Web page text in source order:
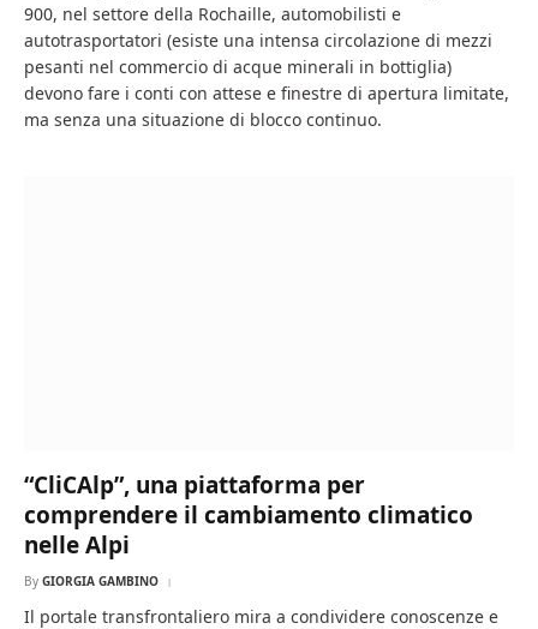
900, nel settore della Rochaille, automobilisti e
autotrasportatori (esiste una intensa circolazione di mezzi
pesanti nel commercio di acque minerali in bottiglia)
devono fare i conti con attese e finestre di apertura limitate,
ma senza una situazione di blocco continuo.
“CliCAlp”, una piattaforma per
comprendere il cambiamento climatico
nelle Alpi
By GIORGIA GAMBINO
Il portale transfrontaliero mira a condividere conoscenze e